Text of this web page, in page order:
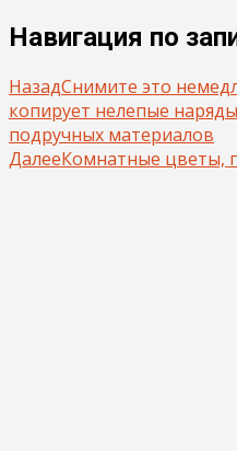
Навигация по
НазадСнимите это
копирует нелепые
подручных материалов
ДалееКомнатные цветы,